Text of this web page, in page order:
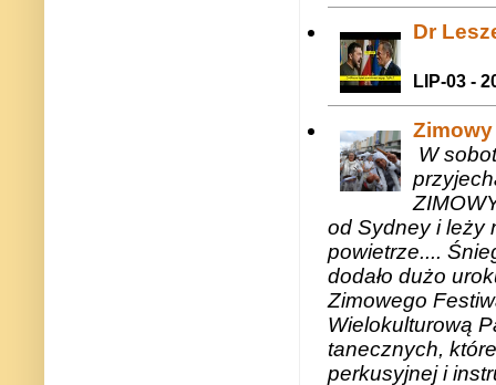
Dr
LIP-03 -
W
od Sydney i leży
powietrze....
dodało dużo
Zimowego
Wielokulturową
tanecznych,
perkusyjnej i